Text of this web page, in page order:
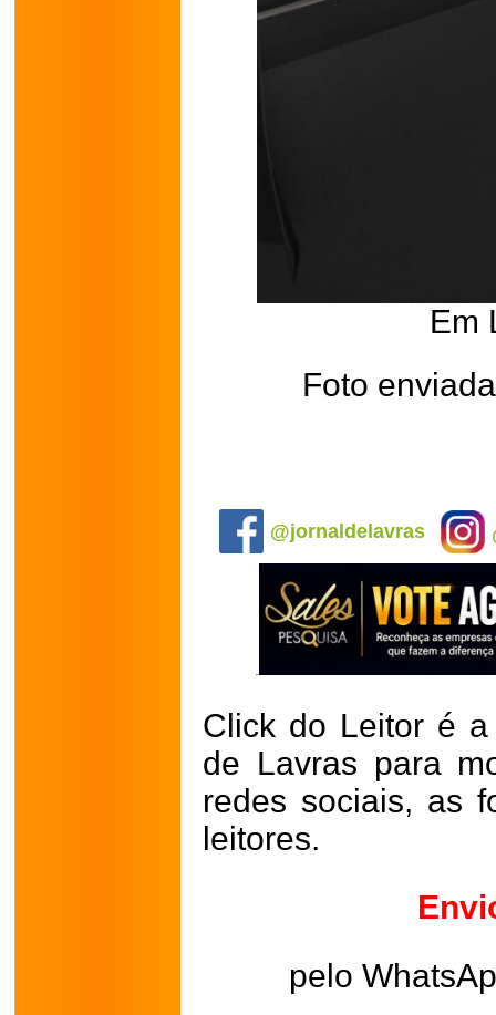
Em
Foto
@jornaldelavras
Click do Leitor é
de Lavras para
redes sociais, as
leitores.
pelo